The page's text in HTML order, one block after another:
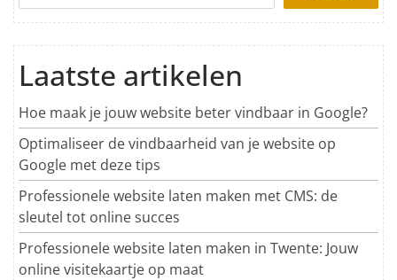
Laatste artikelen
Hoe maak je jouw website beter vindbaar in Google?
Optimaliseer de vindbaarheid van je website op
Google met deze tips
Professionele website laten maken met CMS: de
sleutel tot online succes
Professionele website laten maken in Twente: Jouw
online visitekaartje op maat